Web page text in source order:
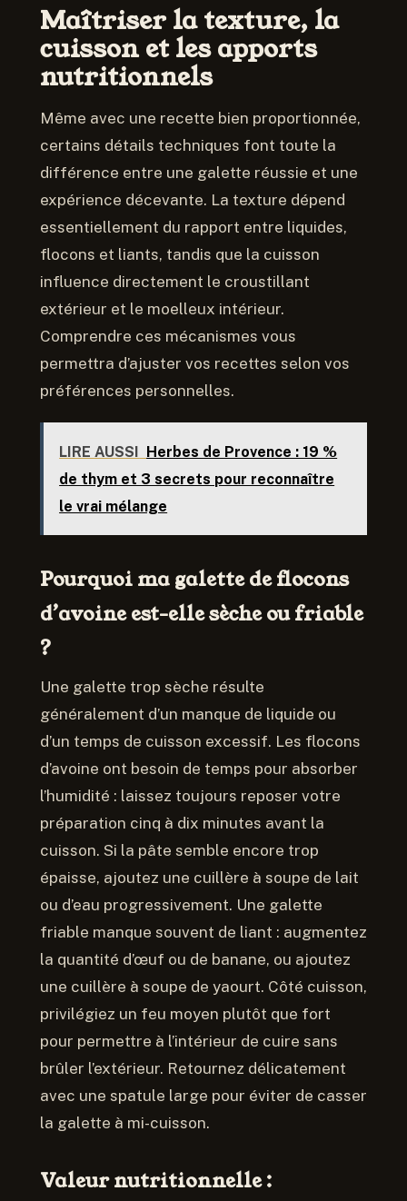
Maîtriser la texture, la
cuisson et les apports
nutritionnels
Même avec une recette bien proportionnée,
certains détails techniques font toute la
différence entre une galette réussie et une
expérience décevante. La texture dépend
essentiellement du rapport entre liquides,
flocons et liants, tandis que la cuisson
influence directement le croustillant
extérieur et le moelleux intérieur.
Comprendre ces mécanismes vous
permettra d’ajuster vos recettes selon vos
préférences personnelles.
LIRE AUSSI
Herbes de Provence : 19 %
de thym et 3 secrets pour reconnaître
le vrai mélange
Pourquoi ma galette de flocons
d’avoine est-elle sèche ou friable
?
Une galette trop sèche résulte
généralement d’un manque de liquide ou
d’un temps de cuisson excessif. Les flocons
d’avoine ont besoin de temps pour absorber
l’humidité : laissez toujours reposer votre
préparation cinq à dix minutes avant la
cuisson. Si la pâte semble encore trop
épaisse, ajoutez une cuillère à soupe de lait
ou d’eau progressivement. Une galette
friable manque souvent de liant : augmentez
la quantité d’œuf ou de banane, ou ajoutez
une cuillère à soupe de yaourt. Côté cuisson,
privilégiez un feu moyen plutôt que fort
pour permettre à l’intérieur de cuire sans
brûler l’extérieur. Retournez délicatement
avec une spatule large pour éviter de casser
la galette à mi-cuisson.
Valeur nutritionnelle :